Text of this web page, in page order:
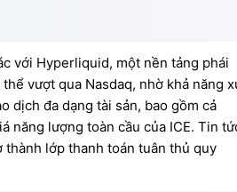
với Hyperliquid, một nền tảng phái
vượt qua Nasdaq, nhờ khả năng
dịch đa dạng tài sản, bao gồm cả
năng lượng toàn cầu của ICE. Tin
thành lớp thanh toán tuân thủ quy